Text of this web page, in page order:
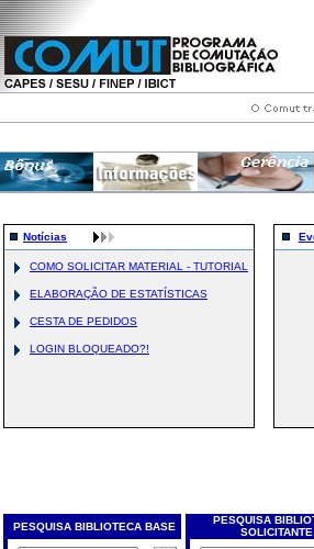
Notícias
COMO SOLICITAR MATERIAL - TUTORIAL
ELABORAÇÃO DE ESTATÍSTICAS
CESTA DE PEDIDOS
LOGIN BLOQUEADO?!
PESQUISA BIBLIOTECA BASE
PESQUISA
SOLICITANTE